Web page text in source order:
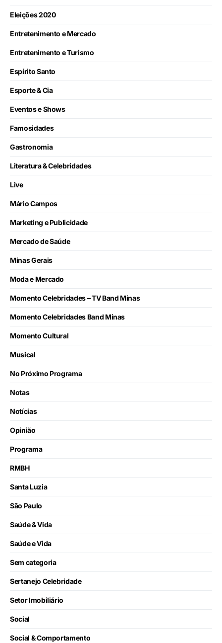
Eleições 2020
Entretenimento e Mercado
Entretenimento e Turismo
Espírito Santo
Esporte & Cia
Eventos e Shows
Famosidades
Gastronomia
Literatura & Celebridades
Live
Mário Campos
Marketing e Publicidade
Mercado de Saúde
Minas Gerais
Moda e Mercado
Momento Celebridades – TV Band Minas
Momento Celebridades Band Minas
Momento Cultural
Musical
No Próximo Programa
Notas
Notícias
Opinião
Programa
RMBH
Santa Luzia
São Paulo
Saúde & Vida
Saúde e Vida
Sem categoria
Sertanejo Celebridade
Setor Imobiliário
Social
Social & Comportamento